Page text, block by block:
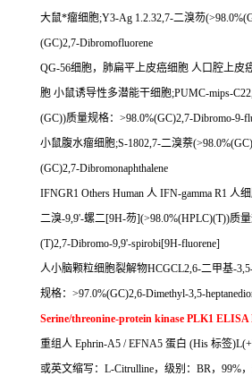
大鼠*瘤细胞;Y3-Ag 1.2.32,7-二溴芴
(GC)2,7-Dibromofluorene
QG-56细胞，肺扁平上皮癌细胞 人口腔上皮
胞 小鼠诱导性多潜能干细胞;PUMC-mips-
(GC))质量规格： >98.0%(GC)2,7-Dibromo-9-
小鼠腹水瘤细胞;S-1802,7-二溴萘
(GC)2,7-Dibromonaphthalene
IFNGR1 Others Human 人 IFN-gamma R1 人
二溴-9,9'-螺二[9H-芴](>98.0%(HPLC)(T))质量
(T)2,7-Dibromo-9,9'-spirobi[9H-fluorene]
人小脑颗粒细胞裂解物HCGCL2,6-二甲基-
规格： >97.0%(GC)2,6-Dimethyl-3,5-
Serine/threonine-protein kinase PLK1
重组人 Ephrin-A5 / EFNA5 蛋白 (His 标签
或英文缩写： L-Citrulline，级别： BR， 99%